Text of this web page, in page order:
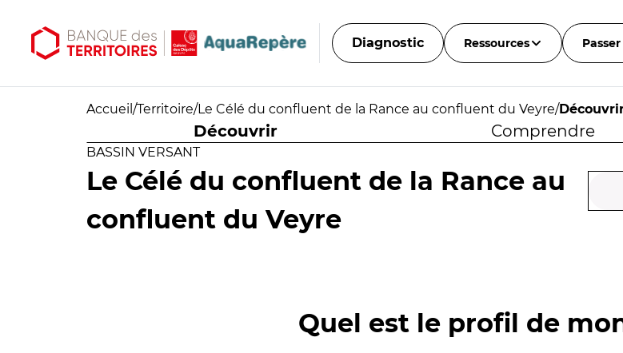
Diagnostic Ressources
Accueil /Territoire/Le Célé du confluent de la Rance au confluent du Veyre/
Découvrir Comprendre
BASSIN VERSANT
Le Célé du confluent de la Rance au
confluent du Veyre
Quel est le profil de